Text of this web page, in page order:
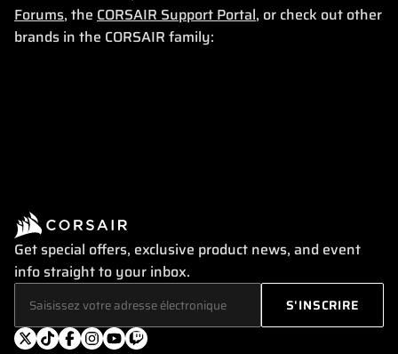
Forums, the CORSAIR Support Portal, or check out other
brands in the CORSAIR family:
Get special offers, exclusive product news, and event
info straight to your inbox.